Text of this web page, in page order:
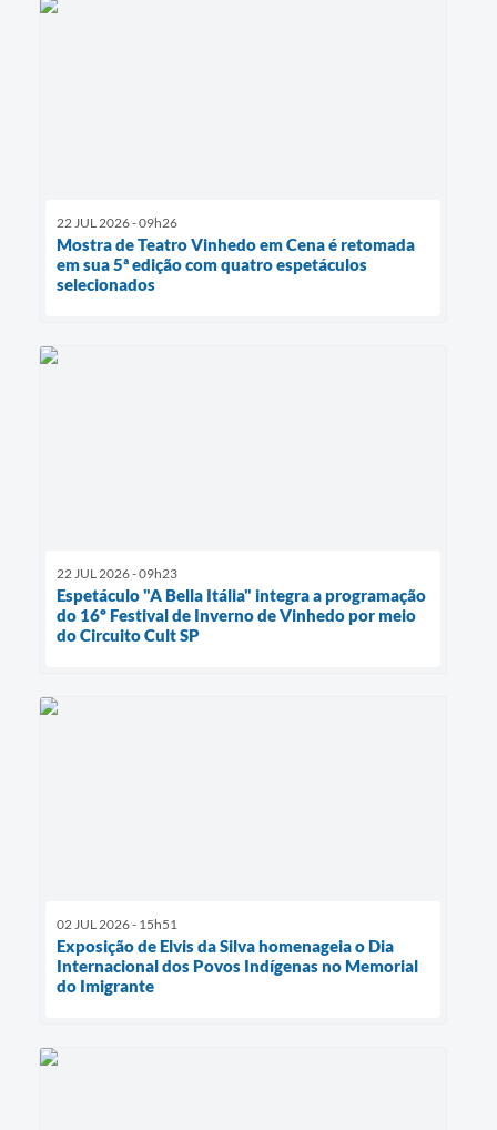
22 JUL 2026 - 09h26
Mostra de Teatro Vinhedo em Cena é retomada
em sua 5ª edição com quatro espetáculos
selecionados
22 JUL 2026 - 09h23
Espetáculo "A Bella Itália" integra a programação
do 16º Festival de Inverno de Vinhedo por meio
do Circuito Cult SP
02 JUL 2026 - 15h51
Exposição de Elvis da Silva homenageia o Dia
Internacional dos Povos Indígenas no Memorial
do Imigrante